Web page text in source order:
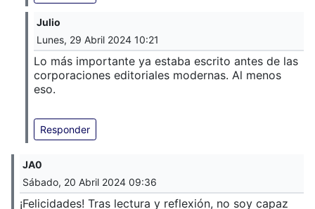
Julio
Lunes, 29 Abril 2024 10:21
Lo más importante ya estaba escrito antes de las
corporaciones editoriales modernas. Al menos
eso.
Responder
JA0
Sábado, 20 Abril 2024 09:36
¡Felicidades! Tras lectura y reflexión, no soy capaz